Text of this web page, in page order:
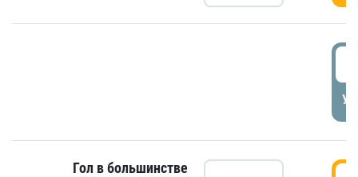
Гол в большинстве